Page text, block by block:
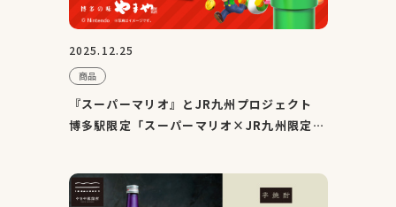
2025.12.25
商品
『スーパーマリオ』とJR九州プロジェクト
博多駅限定「スーパーマリオ×JR九州限定弁